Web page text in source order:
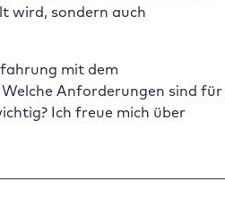
wird, sondern auch
mit dem
Anforderungen sind für
Ich freue mich über